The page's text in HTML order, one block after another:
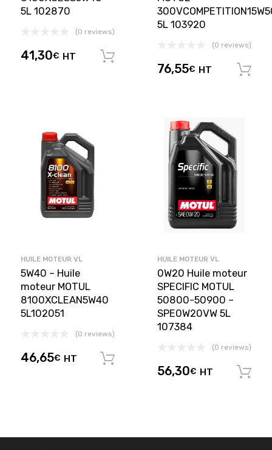
5L 102870
(0 reviews)
41,30€ HT
5L 103920
(0 reviews)
76,55€ HT
HUILE MOTEUR VL
5W40 – Huile
moteur MOTUL
8100XCLEAN5W40
5L102051
(0 reviews)
46,65€ HT
HUILE MOTEUR VL
0W20 Huile moteur
SPECIFIC MOTUL
50800-50900 –
SPE0W20VW 5L
107384
(0 reviews)
56,30€ HT